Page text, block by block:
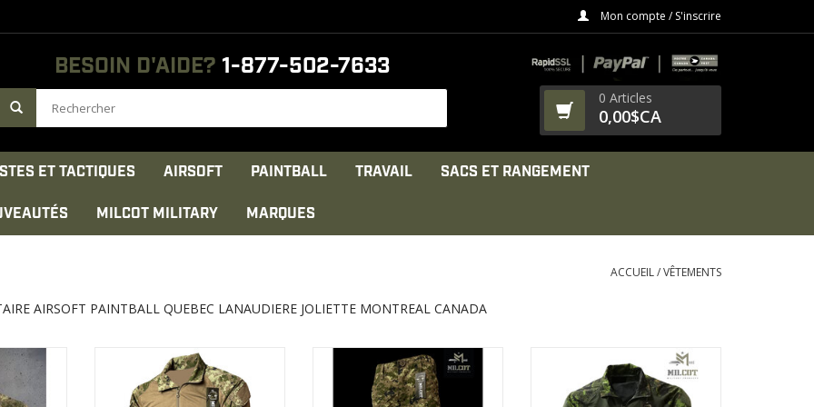
Mon compte / S'inscrire
BESOIN D'AIDE? 1-877-502-7633
0 Articles
0,00$CA
ET TACTIQUES AIRSOFT PAINTBALL TRAVAIL SACS ET RANGEMENT
MILCOT MILITARY MARQUES
ACCUEIL/VÊTEMENTS
AIRSOFT PAINTBALL QUEBEC LANAUDIERE JOLIETTE MONTREAL CANADA
/ 20%
Les manches et le col sont faits
de 65% polyester 35% coton Rip-
Stop.
Coutures renforcées aux points
de stress
Triples Couture principal
Col avec fermeture à glissière
YKK®.
Chandail (80% coton / 20%